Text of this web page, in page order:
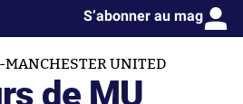
S’abonner au mag
MANCHESTER UNITED
de MU